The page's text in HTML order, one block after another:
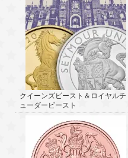
クイーンズビースト＆ロイヤルチ
ューダービースト